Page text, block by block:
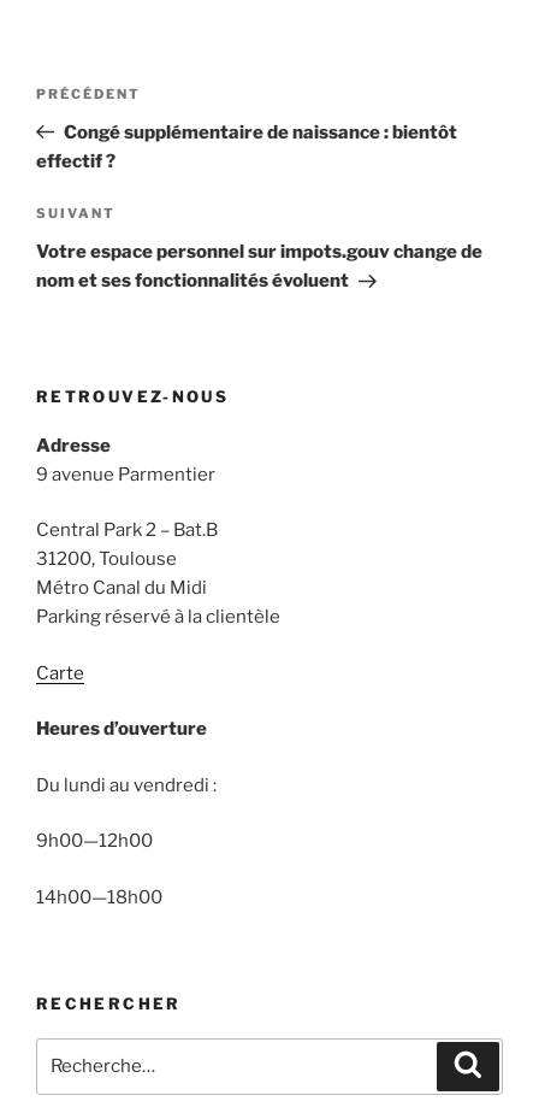
Navigation
l’article
Article
précédent
PRÉCÉDENT
Congé supplémentaire de naissance : bientôt
effectif ?
Article
suivant
SUIVANT
Votre espace personnel sur impots.gouv change de
nom et ses fonctionnalités évoluent
RETROUVEZ-NOUS
Adresse
9 avenue Parmentier
Central Park 2 – Bat.B
31200, Toulouse
Métro Canal du Midi
Parking réservé à la clientèle
Carte
Heures d’ouverture
Du lundi au vendredi :
9h00—12h00
14h00—18h00
RECHERCHER
pour